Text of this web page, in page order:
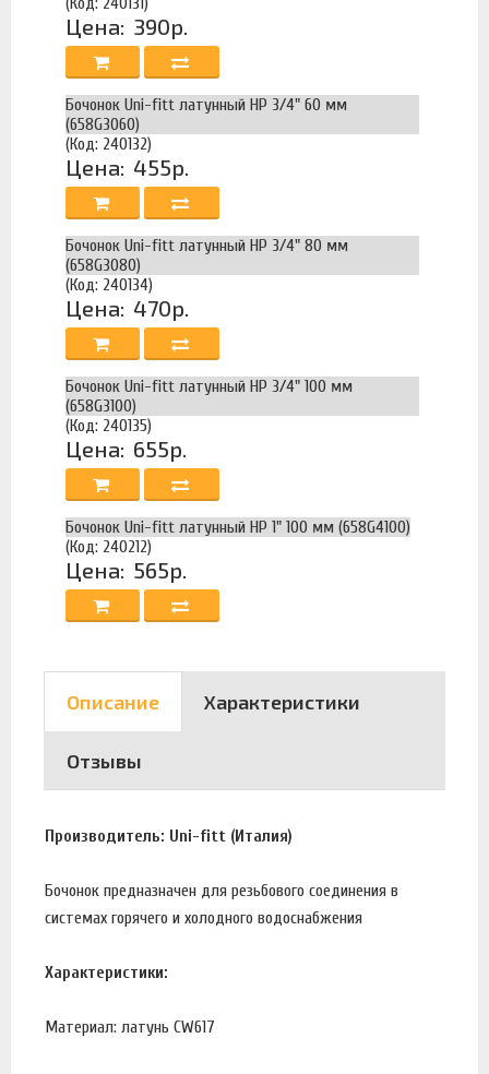
Цена: 390р.
Бочонок Uni-fitt латунный НР 3/4" 60 мм
(658G3060)
(Код: 240132)
Цена: 455р.
Бочонок Uni-fitt латунный НР 3/4" 80 мм
(658G3080)
(Код: 240134)
Цена: 470р.
Бочонок Uni-fitt латунный НР 3/4" 100 мм
(658G3100)
(Код: 240135)
Цена: 655р.
Бочонок Uni-fitt латунный НР 1" 100 мм (658G4100)
(Код: 240212)
Цена: 565р.
Описание Характеристики
Отзывы
Производитель: Uni-fitt (Италия)
Бочонок предназначен для резьбового соединения в
системах горячего и холодного водоснабжения
Характеристики:
Материал: латунь CW617